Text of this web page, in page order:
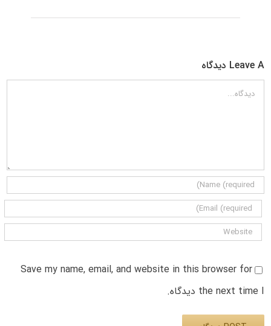
Leave A دیدگاه
دیدگاه
Save my name, email, and website in this browser for
the next time I دیدگاه.